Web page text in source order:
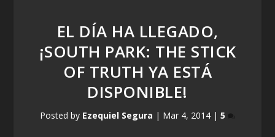
EL DÍA HA LLEGADO,
¡SOUTH PARK: THE STICK
OF TRUTH YA ESTÁ
DISPONIBLE!
Posted by Ezequiel Segura | Mar 4, 2014 | 5